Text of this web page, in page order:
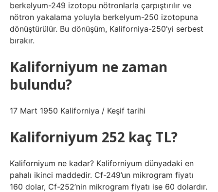
berkelyum-249 izotopu nötronlarla çarpıştırılır ve
nötron yakalama yoluyla berkelyum-250 izotopuna
dönüştürülür. Bu dönüşüm, Kaliforniya-250’yi serbest
bırakır.
Kaliforniyum ne zaman
bulundu?
17 Mart 1950 Kaliforniya / Keşif tarihi
Kaliforniyum 252 kaç TL?
Kaliforniyum ne kadar? Kaliforniyum dünyadaki en
pahalı ikinci maddedir. Cf-249’un mikrogram fiyatı
160 dolar, Cf-252’nin mikrogram fiyatı ise 60 dolardır.